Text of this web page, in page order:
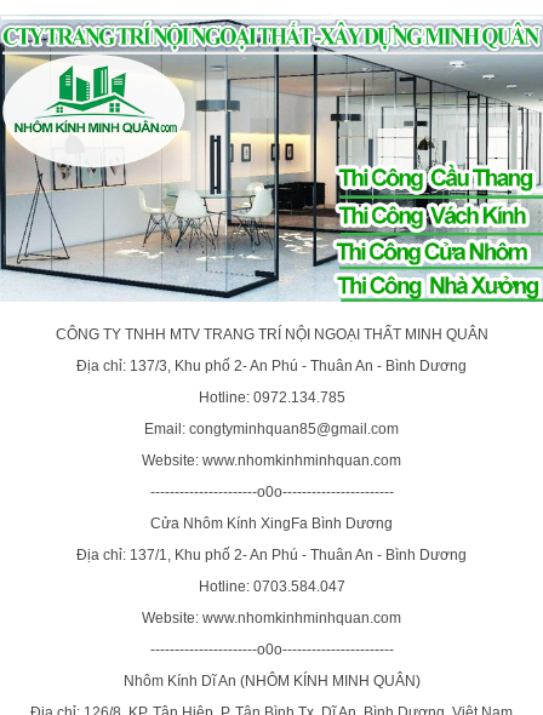
CÔNG TY TNHH MTV TRANG TRÍ NỘI NGOẠI THẤT MINH QUÂN
Địa chỉ: 137/3, Khu phố 2- An Phú - Thuân An - Bình Dương
Hotline: 0972.134.785
Email: congtyminhquan85@gmail.com
Website: www.nhomkinhminhquan.com
----------------------o0o-----------------------
Cửa Nhôm Kính XingFa Bình Dương
Địa chỉ: 137/1, Khu phố 2- An Phú - Thuân An - Bình Dương
Hotline: 0703.584.047
Website: www.nhomkinhminhquan.com
----------------------o0o-----------------------
Nhôm Kính Dĩ An (NHÔM KÍNH MINH QUÂN)